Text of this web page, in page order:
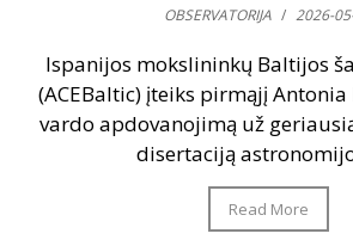
OBSERVATORIJA / 2026-
Ispanijos mokslininkų Baltijos
(ACEBaltic) įteiks pirmąjį
vardo apdovanojimą už
disertaciją
Read More